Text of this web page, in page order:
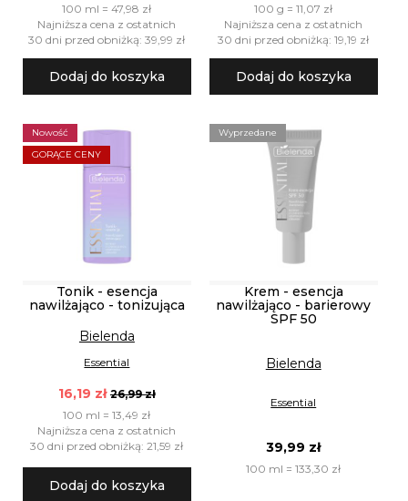
100 ml = 47,98 zł
Najniższa cena z ostatnich
30 dni przed obniżką: 39,99 zł
Dodaj do koszyka
100 g = 11,07 zł
Najniższa cena z ostatnich
30 dni przed obniżką: 19,19 zł
Dodaj do koszyka
Nowość
GORĄCE CENY
Tonik - esencja
nawilżająco - tonizująca
Bielenda
Essential
16,19 zł 26,99 zł
100 ml = 13,49 zł
Najniższa cena z ostatnich
30 dni przed obniżką: 21,59 zł
Dodaj do koszyka
Wyprzedane
Krem - esencja
nawilżająco - barierowy
SPF 50
Bielenda
Essential
39,99 zł
100 ml = 133,30 zł